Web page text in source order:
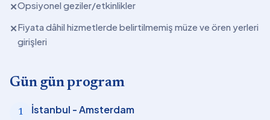
✕Opsiyonel geziler/etkinlikler
✕Fiyata dâhil hizmetlerde belirtilmemiş müze ve ören yerleri
girişleri
Gün gün program
1 İstanbul - Amsterdam